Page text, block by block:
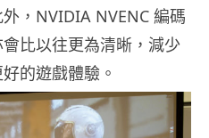
，NVIDIA NVENC 編碼
比以往更為清晰，減少
的遊戲體驗。